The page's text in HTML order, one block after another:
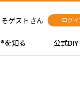
ゲストさん ログイ
を知る 公式